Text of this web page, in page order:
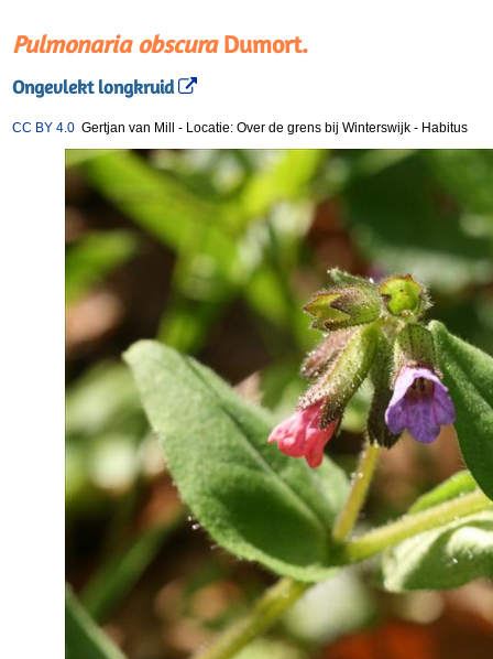
Pulmonaria obscuraDumort.
Ongevlekt longkruid
CC BY 4.0 Gertjan van Mill - Locatie: Over de grens bij Winterswijk - Habitus